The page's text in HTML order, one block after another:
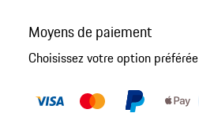
Moyens de paiement
Choisissez votre option préférée